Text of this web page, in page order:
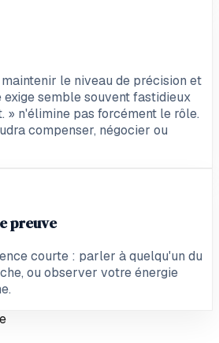
le niveau de précision et
semble souvent fastidieux
» n'élimine pas forcément le rôle.
compenser, négocier ou
preuve
courte : parler à quelqu'un du
ou observer votre énergie